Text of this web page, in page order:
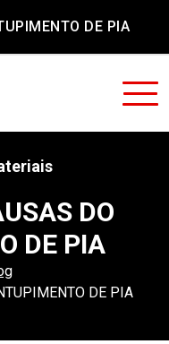
DE PIA
DO
DE PIA
DE PIA